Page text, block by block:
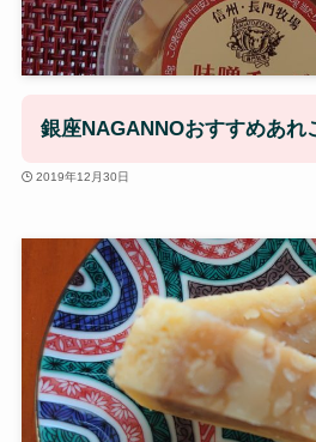
銀座NAGANNOおすすめあれ
2019年12月30日